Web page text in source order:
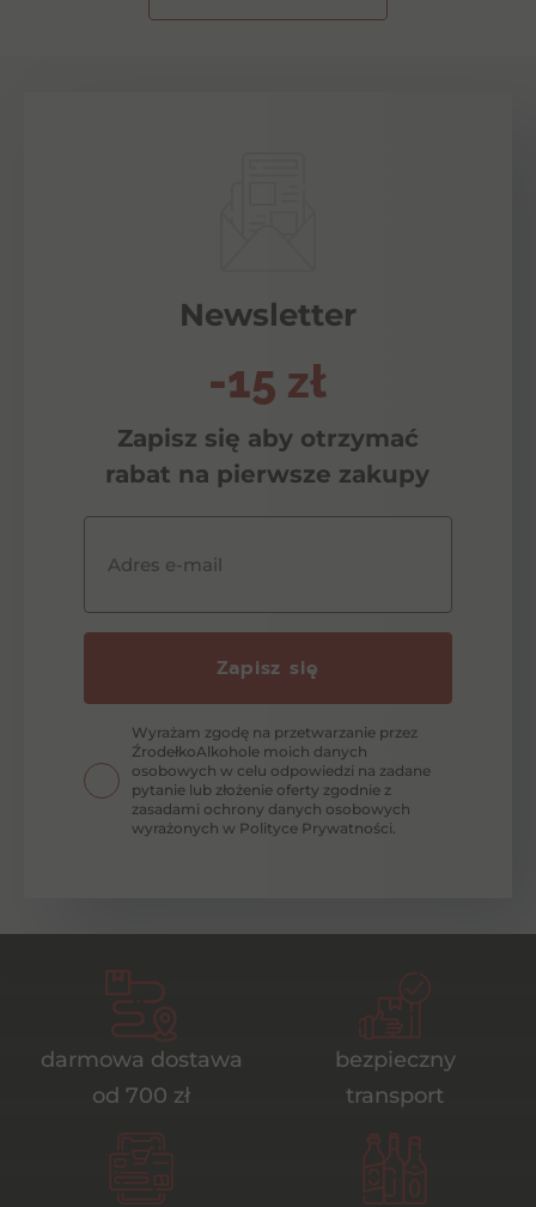
Newsletter
-15 zł
Zapisz się aby otrzymać
rabat na pierwsze zakupy
Adres e-mail
Zapisz się
Wyrażam zgodę na przetwarzanie przez
ŹrodełkoAlkohole moich danych
osobowych w celu odpowiedzi na zadane
pytanie lub złożenie oferty zgodnie z
zasadami ochrony danych osobowych
wyrażonych w Polityce Prywatności.
darmowa dostawa
od 700 zł
bezpieczny
transport